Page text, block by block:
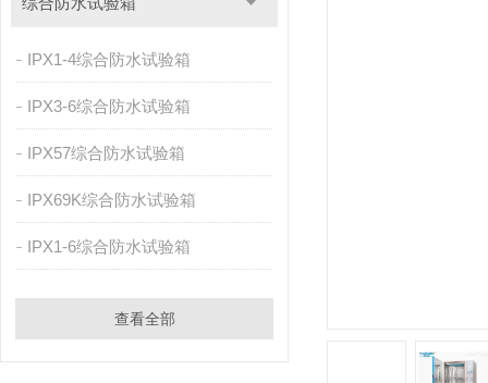
IPX1-4综合防水试验箱
IPX3-6综合防水试验箱
IPX57综合防水试验箱
IPX69K综合防水试验箱
IPX1-6综合防水试验箱
查看全部